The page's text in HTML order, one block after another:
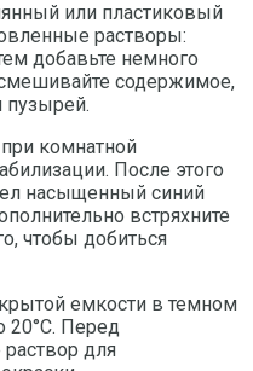
или пластиковый
растворы:
добавьте немного
содержимое,
пузырей.
комнатной
После этого
насыщенный синий
встряхните
чтобы добиться
емкости в темном
20°C. Перед
для